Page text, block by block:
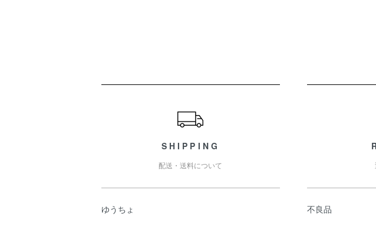
SHIPPING
配送・送料について
ゆうちょ
不良品